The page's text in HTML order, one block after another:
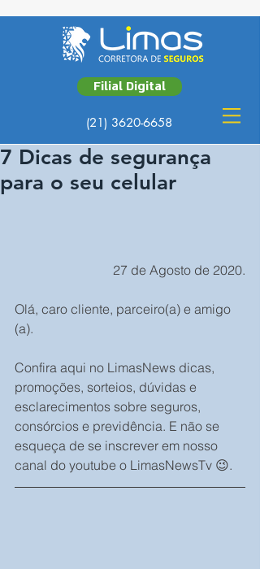
Filial Digital
(21) 3620-6658
7 Dicas de segurança
para o seu celular
27 de Agosto de 2020.
Olá, caro cliente, parceiro(a) e amigo
(a).
Confira aqui no LimasNews dicas,
promoções, sorteios, dúvidas e
esclarecimentos sobre seguros,
consórcios e previdência. E não se
esqueça de se inscrever em nosso
canal do youtube o LimasNewsTv 😉.